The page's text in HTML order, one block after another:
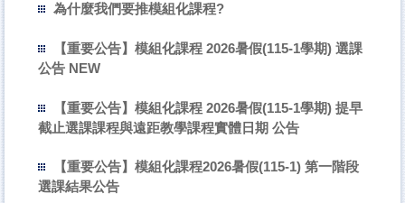
目前可選課程
課程進行中
模組化課程介紹
歷年開設課程
校際選課辦法
為什麼我們要推模組化課程?
【重要公告】模組化課程 2026暑假(115-1學期) 選課
公告 NEW
【重要公告】模組化課程 2026暑假(115-1學期) 提早
截止選課課程與遠距教學課程實體日期 公告
【重要公告】模組化課程2026暑假(115-1) 第一階段
選課結果公告